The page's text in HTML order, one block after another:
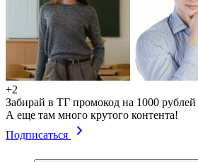
+2
Забирай в ТГ промокод на 1000 рублей
А еще там много крутого контента!
Подписаться